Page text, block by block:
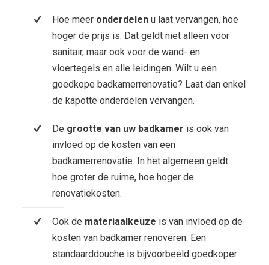
Hoe meer onderdelenu laat vervangen, hoe
hoger de prijs is. Dat geldt niet alleen voor
sanitair, maar ook voor de wand- en
vloertegels en alle leidingen. Wilt u een
goedkope badkamerrenovatie? Laat dan enkel
de kapotte onderdelen vervangen.
De grootte van uw badkamer is ook van
invloed op de kosten van een
badkamerrenovatie. In het algemeen geldt:
hoe groter de ruime, hoe hoger de
renovatiekosten.
Ook de materiaalkeuze is van invloed op de
kosten van badkamer renoveren. Een
standaarddouche is bijvoorbeeld goedkoper